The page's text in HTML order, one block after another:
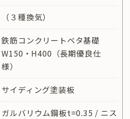
（３種換気）
鉄筋コンクリートベタ基礎
W150・H400（長期優良仕
様）
サイディング塗装板
ガルバリウム鋼板t=0.35 / ニス